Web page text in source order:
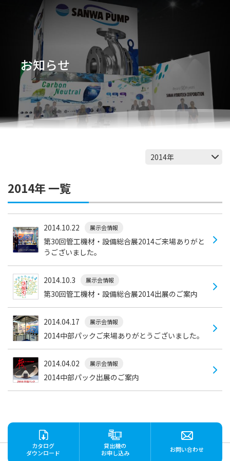
お知らせ
2014年 一覧
2014.10.22 展示会情報
第30回管工機材・設備総合展2014ご来場ありがと
うございました。
2014.10.3 展示会情報
第30回管工機材・設備総合展2014出展のご案内
2014.04.17 展示会情報
2014中部パックご来場ありがとうございました。
2014.04.02 展示会情報
2014中部パック出展のご案内
カタログ
ダウンロード
貸出機の
お申し込み
お問い合わせ